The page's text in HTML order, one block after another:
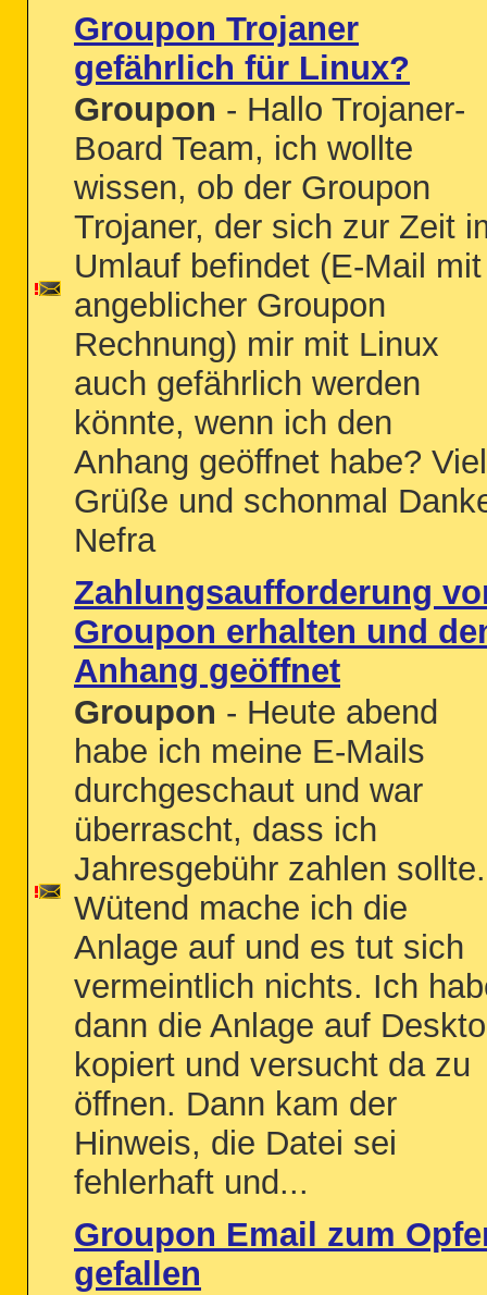
Groupon Trojaner
gefährlich für Linux?
Groupon - Hallo Trojaner-
Board Team, ich wollte
wissen, ob der Groupon
Trojaner, der sich zur Zeit
Umlauf befindet (E-Mail mit
angeblicher Groupon
Rechnung) mir mit Linux
auch gefährlich werden
könnte, wenn ich den
Anhang geöffnet habe?
Grüße und schonmal
Nefra
Zahlungsaufforderung
Groupon erhalten und
Anhang geöffnet
Groupon - Heute abend
habe ich meine E-Mails
durchgeschaut und war
überrascht, dass ich
Jahresgebühr zahlen sollte.
Wütend mache ich die
Anlage auf und es tut sich
vermeintlich nichts. Ich
dann die Anlage auf
kopiert und versucht da zu
öffnen. Dann kam der
Hinweis, die Datei sei
fehlerhaft und...
Groupon Email zum
gefallen